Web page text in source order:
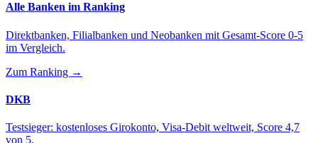
Alle Banken im Ranking
Direktbanken, Filialbanken und Neobanken mit Gesamt-Score 0-5
im Vergleich.
Zum Ranking →
DKB
Testsieger: kostenloses Girokonto, Visa-Debit weltweit, Score 4,7
von 5.